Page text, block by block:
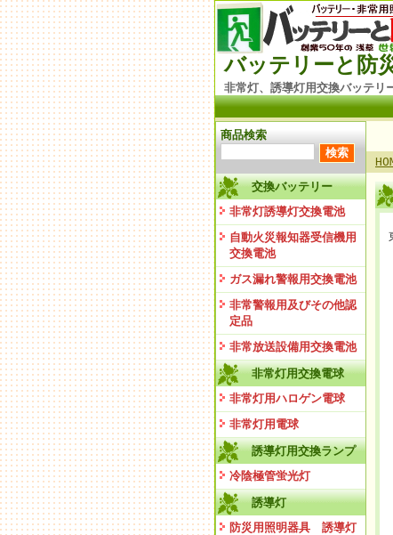
バッテリーと防
非常灯、誘導灯用交換バッテリ
商品検索
交換バッテリー
非常灯誘導灯交換電池
自動火災報知器受信機用
交換電池
ガス漏れ警報用交換電池
非常警報用及びその他認
定品
非常放送設備用交換電池
非常灯用交換電球
非常灯用ハロゲン電球
非常灯用電球
誘導灯用交換ランプ
冷陰極管蛍光灯
誘導灯
防災用照明器具 誘導灯